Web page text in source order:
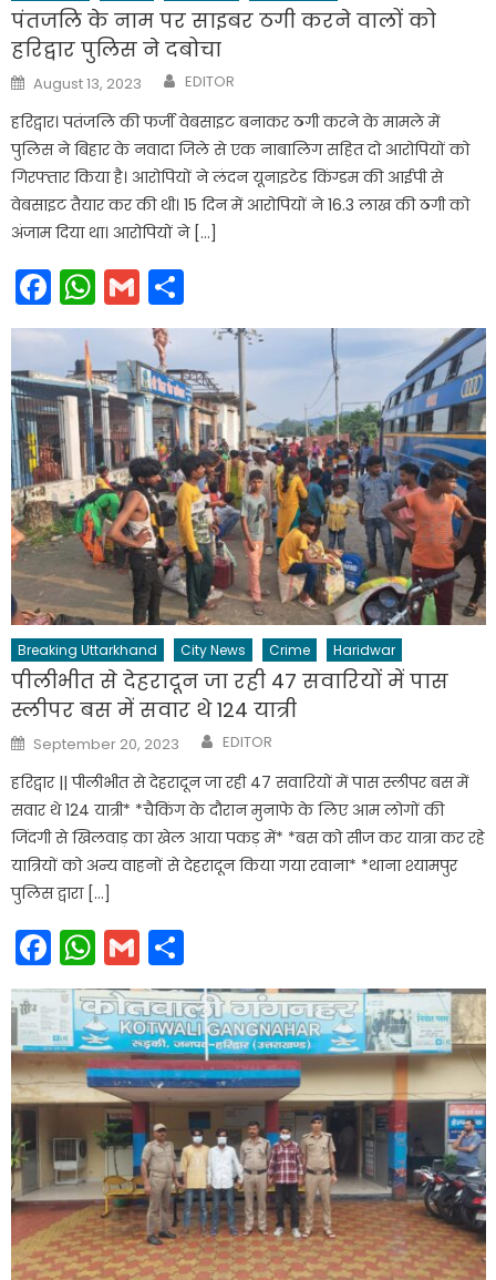
पंतजलि के नाम पर साइबर ठगी करने वालों को
हरिद्वार पुलिस ने दबोचा
Posted
on
August 13, 2023 Author
EDITOR
हरिद्वार। पतंजलि की फर्जी वेबसाइट बनाकर ठगी करने के मामले में
पुलिस ने बिहार के नवादा जिले से एक नाबालिग सहित दो आरोपियों को
गिरफ्तार किया है। आरोपियों ने लंदन यूनाइटेड किंग्डम की आईपी से
वेबसाइट तैयार कर की थी। 15 दिन में आरोपियों ने 16.3 लाख की ठगी को
अंजाम दिया था। आरोपियों ने […]
Facebook
WhatsApp
Gmail
Breaking Uttarkhand City News Crime Haridwar
पीलीभीत से देहरादून जा रही 47 सवारियों में पास
स्लीपर बस में सवार थे 124 यात्री
Posted
on
September 20, 2023 Author
EDITOR
हरिद्वार || पीलीभीत से देहरादून जा रही 47 सवारियों में पास स्लीपर बस में
सवार थे 124 यात्री* *चैकिंग के दौरान मुनाफे के लिए आम लोगों की
जिंदगी से खिलवाड़ का खेल आया पकड़ में* *बस को सीज कर यात्रा कर रहे
यात्रियों को अन्य वाहनों से देहरादून किया गया रवाना* *थाना श्यामपुर
पुलिस द्वारा […]
Facebook
WhatsApp
Gmail